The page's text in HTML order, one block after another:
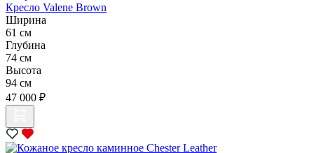
Кресло Valene Brown
Ширина
61 см
Глубина
74 см
Высота
94 см
47 000 ₽